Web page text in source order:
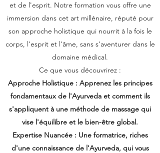
et de l'esprit. Notre formation vous offre une
immersion dans cet art millénaire, réputé pour
son approche holistique qui nourrit à la fois le
corps, l'esprit et l'âme, sans s'aventurer dans le
domaine médical.
Ce que vous découvrirez :
Approche Holistique : Apprenez les principes
fondamentaux de l'Ayurveda et comment ils
s'appliquent à une méthode de massage qui
vise l'équilibre et le bien-être global.
Expertise Nuancée : Une formatrice, riches
d'une connaissance de l'Ayurveda, qui vous